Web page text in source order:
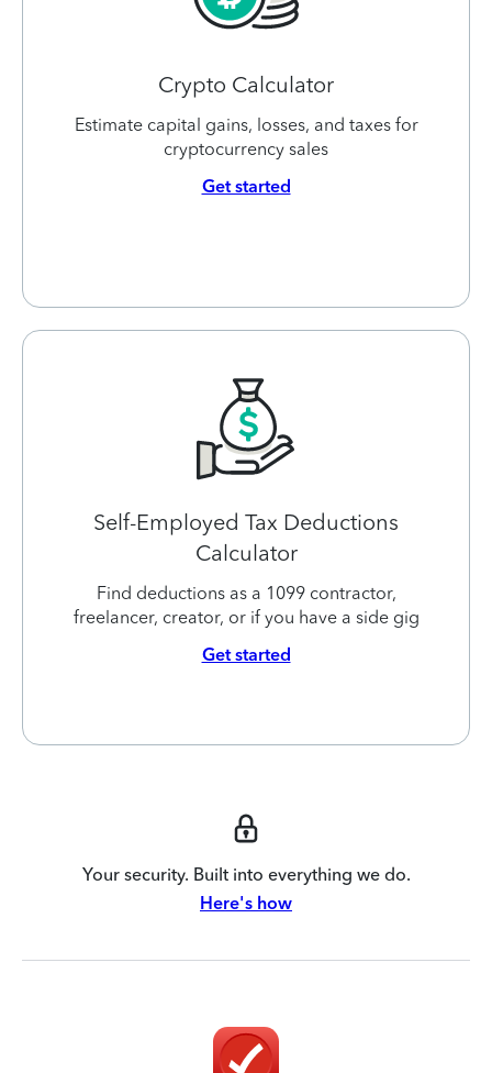
Crypto Calculator
Estimate capital gains, losses, and taxes for
cryptocurrency sales
Get started
Self-Employed Tax Deductions
Calculator
Find deductions as a 1099 contractor,
freelancer, creator, or if you have a side gig
Get started
Your security. Built into everything we do.
Here's how